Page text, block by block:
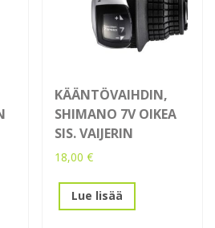
KÄÄNTÖVAIHDIN,
SHIMANO 7V OIKEA
SIS. VAIJERIN
18,00€
Lue lisää